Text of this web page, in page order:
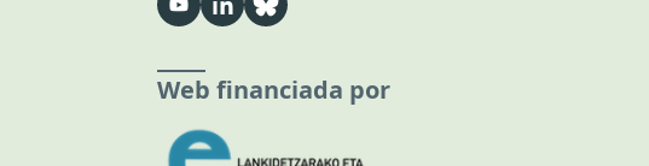
Web financiada por